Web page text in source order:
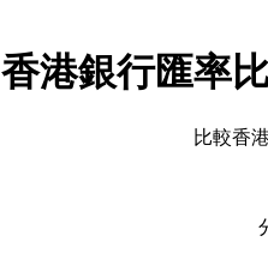
香港銀行匯率
比較香